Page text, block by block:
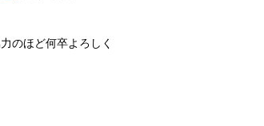
のほど何卒よろしく